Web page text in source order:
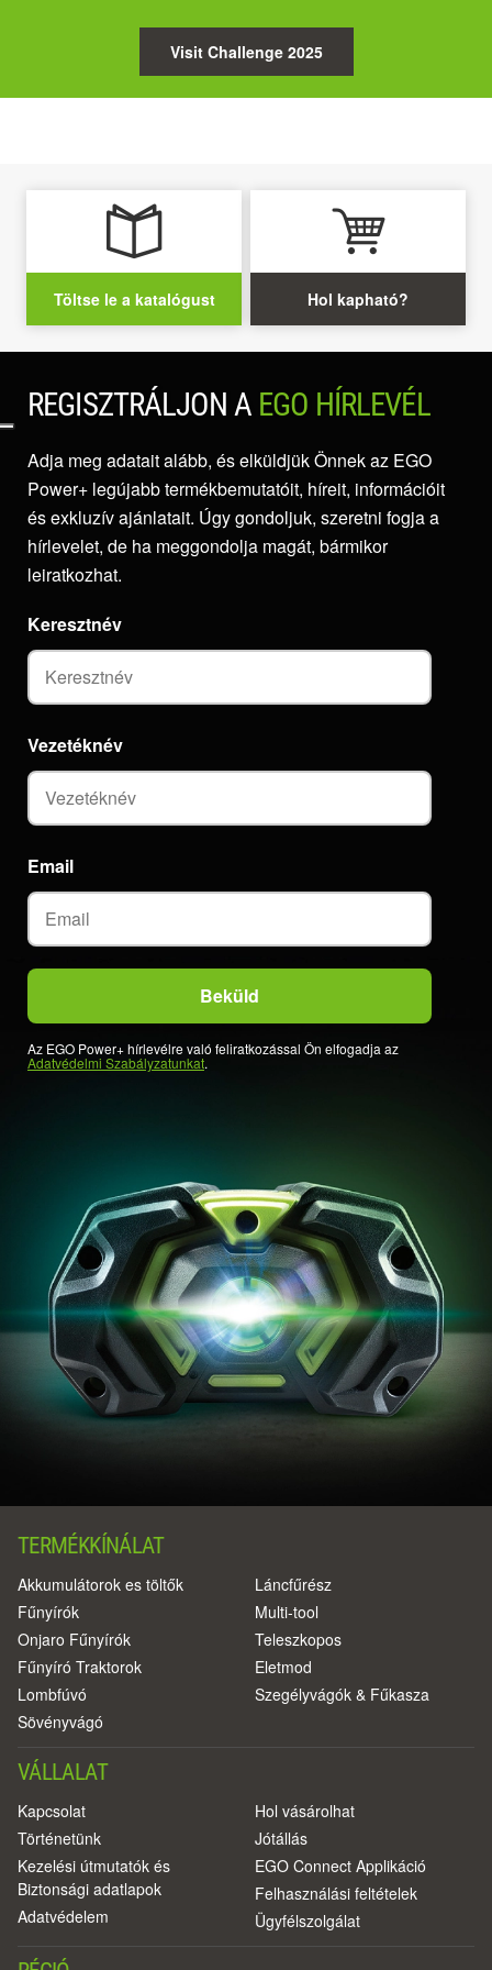
Visit Challenge 2025
Töltse le a katalógust Hol kapható?
REGISZTRÁLJON A EGO HÍRLEVÉL
Adja meg adatait alább, és elküldjük Önnek az EGO
Power+ legújabb termékbemutatóit, híreit, információit
és exkluzív ajánlatait. Úgy gondoljuk, szeretni fogja a
hírlevelet, de ha meggondolja magát, bármikor
leiratkozhat.
Email
Keresztnév
Vezetéknév
Az EGO Power+ hírlevélre való feliratkozással Ön elfogadja az
Adatvédelmi Szabályzatunkat.
TERMÉKKÍNÁLAT
Akkumulátorok es töltők
Fűnyírók
Onjaro Fűnyírók
Fűnyíró Traktorok
Lombfúvó
Sövényvágó
Láncfűrész
Multi-tool
Teleszkopos
Eletmod
Szegélyvágók & Fűkasza
VÁLLALAT
Kapcsolat
Történetünk
Kezelési útmutatók és
Biztonsági adatlapok
Adatvédelem
Hol vásárolhat
Jótállás
EGO Connect Applikáció
Felhasználási feltételek
Ügyfélszolgálat